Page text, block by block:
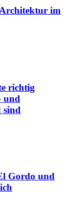
im
richtig
und
sind
Gordo und